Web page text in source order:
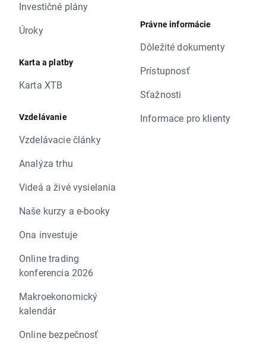
Investičné plány
Úroky
Karta a platby
Karta XTB
Vzdelávanie
Vzdelávacie články
Analýza trhu
Videá a živé vysielania
Naše kurzy a e-booky
Ona investuje
Online trading
konferencia 2026
Makroekonomický
kalendár
Online bezpečnosť
Právne informácie
Dôležité dokumenty
Prístupnosť
Sťažnosti
Informace pro klienty